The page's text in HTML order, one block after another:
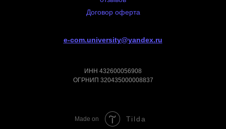
e-com.university@yandex.ru
ИНН 432600056908
ОГРНИП 320435000008837
Договор оферта
Made on Tilda